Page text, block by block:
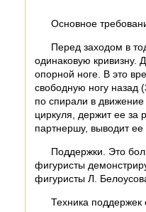
Основное
Перед заходом в
одинаковую кривизну.
опорной ноге. В это
свободную ногу назад
по спирали в движение
циркуля, держит ее за
партнершу, выводит ее
Поддержки. Это
фигуристы
фигуристы Л.
Техника поддержек